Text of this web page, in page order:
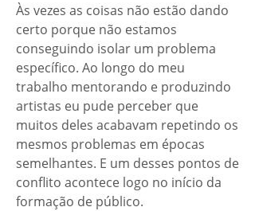
Às vezes as coisas não estão dando
certo porque não estamos
conseguindo isolar um problema
específico. Ao longo do meu
trabalho mentorando e produzindo
artistas eu pude perceber que
muitos deles acabavam repetindo os
mesmos problemas em épocas
semelhantes. E um desses pontos de
conflito acontece logo no início da
formação de público.